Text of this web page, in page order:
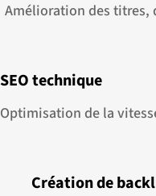
Amélioration des titres,
SEO technique
Optimisation de la
Création de